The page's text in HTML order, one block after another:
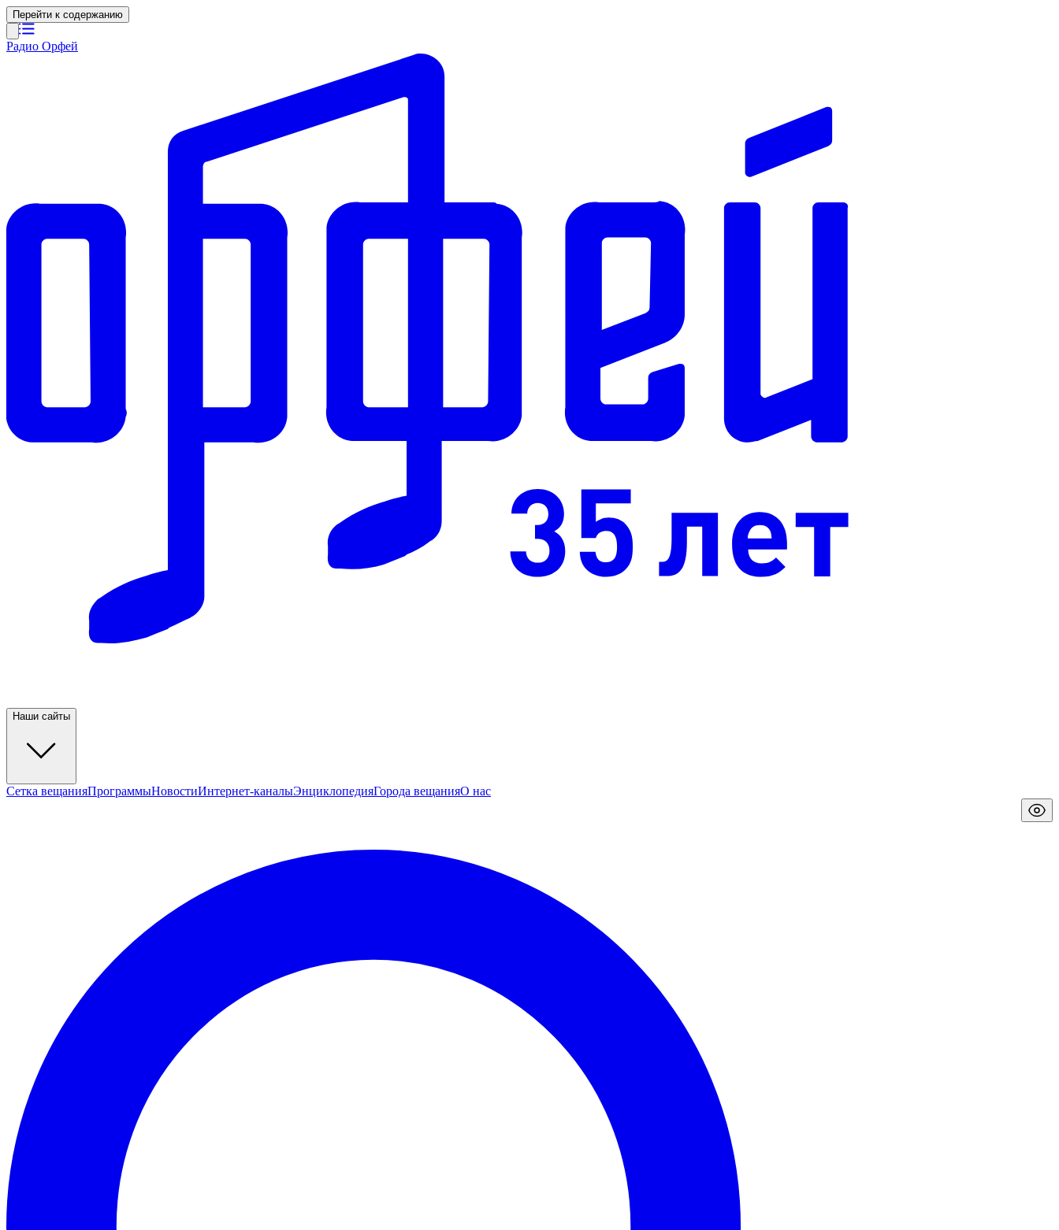
Перейти к содержанию
Радио Орфей
Наши сайты
Сетка вещанияПрограммыНовостиИнтернет-каналыЭнциклопедияГорода вещанияО нас